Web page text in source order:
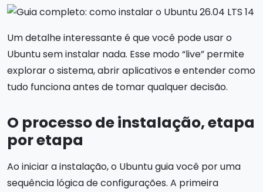
Um detalhe interessante é que você pode usar o
Ubuntu sem instalar nada. Esse modo “live” permite
explorar o sistema, abrir aplicativos e entender como
tudo funciona antes de tomar qualquer decisão.
O processo de instalação, etapa
por etapa
Ao iniciar a instalação, o Ubuntu guia você por uma
sequência lógica de configurações. A primeira